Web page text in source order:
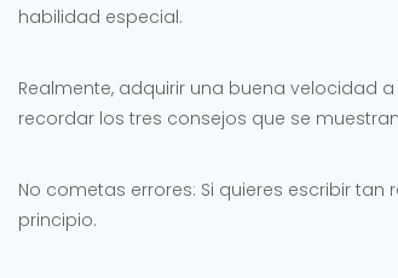
habilidad especial.
Realmente, adquirir una buena velocidad
recordar los tres consejos que se
No cometas errores: Si quieres escribir
principio.